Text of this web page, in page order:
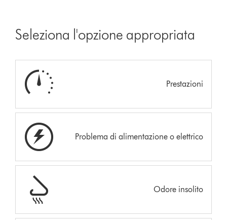
Seleziona l'opzione appropriata
Prestazioni
Problema di alimentazione o elettrico
Odore insolito